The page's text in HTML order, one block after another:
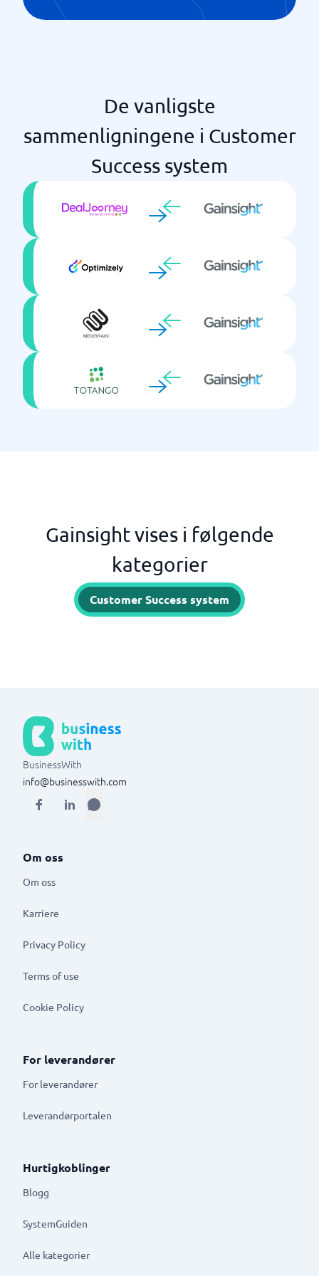
De vanligste
sammenligningene i Customer
Success system
Gainsight vises i følgende
kategorier
Customer Success system
BusinessWith
info@businesswith.com
Om oss
Om oss
Karriere
Privacy Policy
Terms of use
Cookie Policy
For leverandører
For leverandører
Leverandørportalen
Hurtigkoblinger
Blogg
SystemGuiden
Alle kategorier